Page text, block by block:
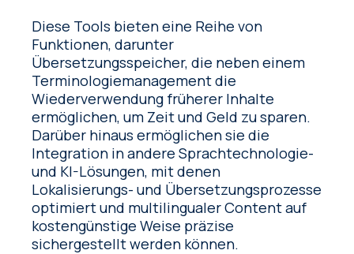
Diese Tools bieten eine Reihe von
Funktionen, darunter
Übersetzungsspeicher, die neben einem
Terminologiemanagement die
Wiederverwendung früherer Inhalte
ermöglichen, um Zeit und Geld zu sparen.
Darüber hinaus ermöglichen sie die
Integration in andere Sprachtechnologie-
und KI-Lösungen, mit denen
Lokalisierungs- und Übersetzungsprozesse
optimiert und multilingualer Content auf
kostengünstige Weise präzise
sichergestellt werden können.